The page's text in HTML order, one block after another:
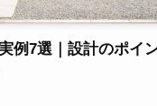
例7選｜設計のポイ